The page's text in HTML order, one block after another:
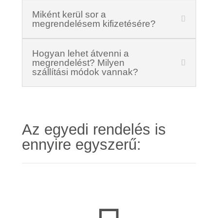
Miként kerül sor a
megrendelésem kifizetésére?
Hogyan lehet átvenni a
megrendelést? Milyen
szállítási módok vannak?
Az egyedi rendelés is
ennyire egyszerű: